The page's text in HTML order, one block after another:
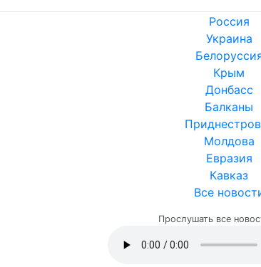
Россия
Украина
Крым
Донбасс
Балканы
Молдова
Евразия
Кавказ
Все
Прослушать все